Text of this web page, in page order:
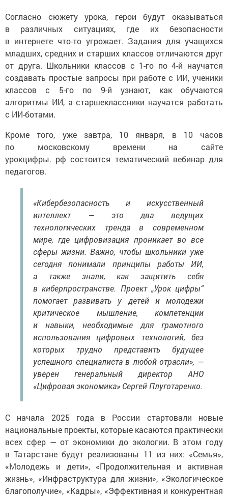
Согласно сюжету урока, герои будут оказываться
в различных ситуациях, где их безопасности
в интернете что-то угрожает. Задания для учащихся
младших, средних и старших классов отличаются друг
от друга. Школьники классов с 1-го по 4-й научатся
создавать простые запросы при работе с ИИ, ученики
классов с 5-го по 9-й узнают, как обучаются
алгоритмы ИИ, а старшеклассники научатся работать
с ИИ-ботами.
Кроме того, уже завтра, 10 января, в 10 часов
по московскому времени на сайте
урокцифры. рф состоится тематический вебинар для
педагогов.
«Кибербезопасность и искусственный
интеллект — это два ведущих
технологических тренда в современном
мире, где цифровизация проникает во все
сферы жизни. Важно, чтобы школьники уже
сегодня понимали принципы работы ИИ,
а также знали, как защитить себя
в киберпространстве. Проект „Урок цифры“
помогает развивать у детей и молодежи
критическое мышление, компетенции
и навыки, необходимые для грамотного
использования цифровых технологий, без
которых трудно представить будущее
успешного специалиста в любой отрасли», —
уверен генеральный директор АНО
«Цифровая экономика» Сергей Плуготаренко.
С начала 2025 года в России стартовали новые
национальные проекты, которые касаются практически
всех сфер — от экономики до экологии. В этом году
в Татарстане будут реализованы 11 из них: «Семья»,
«Молодежь и дети», «Продолжительная и активная
жизнь», «Инфраструктура для жизни», «Экологическое
благополучие», «Кадры», «Эффективная и конкурентная